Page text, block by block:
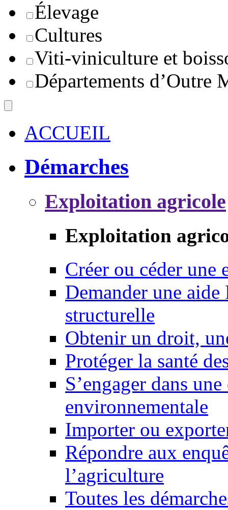
Élevage
Cultures
Viti-viniculture et
Départements d’Outre
ACCUEIL
Démarches
Exploitation agricole
Exploitation
Créer ou céder une
Demander une
structurelle
Obtenir un droit,
Protéger la santé
S’engager dans
environnementale
Importer ou
Répondre aux
l’agriculture
Toutes les